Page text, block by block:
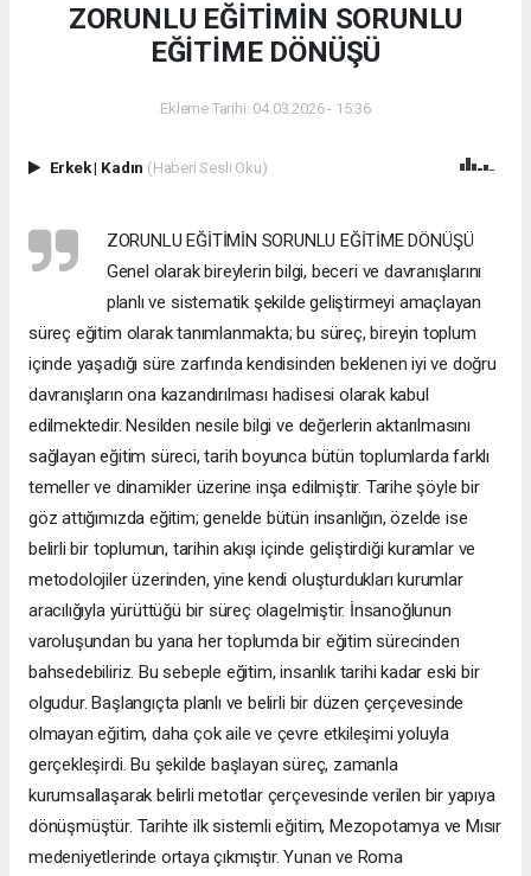
ZORUNLU EĞİTİMİN SORUNLU
EĞİTİME DÖNÜŞÜ
Ekleme Tarihi: 04.03.2026 - 15:36
Erkek| Kadın (Haberi Sesli Oku)
ZORUNLU EĞİTİMİN SORUNLU EĞİTİME DÖNÜŞÜ
Genel olarak bireylerin bilgi, beceri ve davranışlarını
planlı ve sistematik şekilde geliştirmeyi amaçlayan
süreç eğitim olarak tanımlanmakta; bu süreç, bireyin toplum
içinde yaşadığı süre zarfında kendisinden beklenen iyi ve doğru
davranışların ona kazandırılması hadisesi olarak kabul
edilmektedir. Nesilden nesile bilgi ve değerlerin aktarılmasını
sağlayan eğitim süreci, tarih boyunca bütün toplumlarda farklı
temeller ve dinamikler üzerine inşa edilmiştir. Tarihe şöyle bir
göz attığımızda eğitim; genelde bütün insanlığın, özelde ise
belirli bir toplumun, tarihin akışı içinde geliştirdiği kuramlar ve
metodolojiler üzerinden, yine kendi oluşturdukları kurumlar
aracılığıyla yürüttüğü bir süreç olagelmiştir. İnsanoğlunun
varoluşundan bu yana her toplumda bir eğitim sürecinden
bahsedebiliriz. Bu sebeple eğitim, insanlık tarihi kadar eski bir
olgudur. Başlangıçta planlı ve belirli bir düzen çerçevesinde
olmayan eğitim, daha çok aile ve çevre etkileşimi yoluyla
gerçekleşirdi. Bu şekilde başlayan süreç, zamanla
kurumsallaşarak belirli metotlar çerçevesinde verilen bir yapıya
dönüşmüştür. Tarihte ilk sistemli eğitim, Mezopotamya ve Mısır
medeniyetlerinde ortaya çıkmıştır. Yunan ve Roma